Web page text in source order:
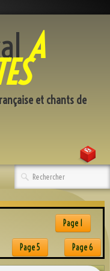
A
et chants de
Page 1
Page 5 Page 6